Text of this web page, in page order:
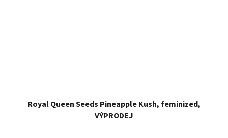
Royal Queen Seeds Pineapple Kush, feminized,
VÝPRODEJ